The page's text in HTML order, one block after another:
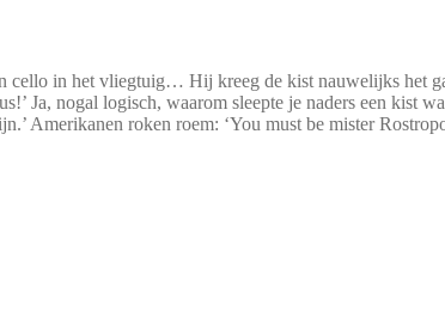
in het vliegtuig… Hij kreeg de kist nauwelijks het
Ja, nogal logisch, waarom sleepte je naders een kist
Amerikanen roken roem: ‘You must be mister